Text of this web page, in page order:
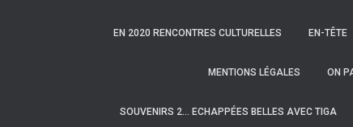
EN 2020 RENCONTRES CULTURELLES EN-TÊTE
MENTIONS LÉGALES ON
SOUVENIRS 2… ECHAPPÉES BELLES AVEC TIGA